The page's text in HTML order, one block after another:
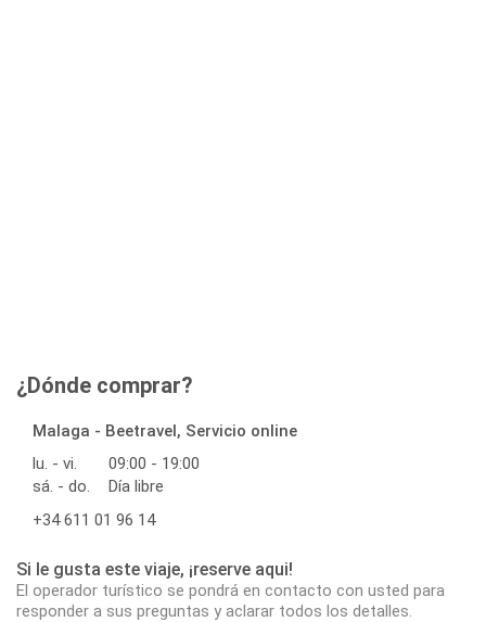
¿Dónde comprar?
Malaga - Beetravel, Servicio online
lu. - vi.
09:00 - 19:00
sá. - do.
Día libre
+34 611 01 96 14
Si le gusta este viaje, ¡reserve aqui!
El operador turístico se pondrá en contacto con usted para
responder a sus preguntas y aclarar todos los detalles.